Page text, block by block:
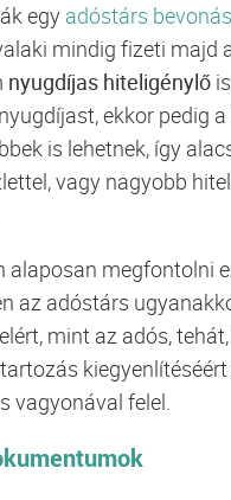
egy adóstárs
mindig fizeti majd
nyugdíjas hiteligénylő
ekkor pedig
is lehetnek, így
vagy nagyobb
alaposan megfontolni
az adóstárs
mint az adós,
vagyonával felel.